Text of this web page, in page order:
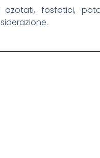
fosfatici,